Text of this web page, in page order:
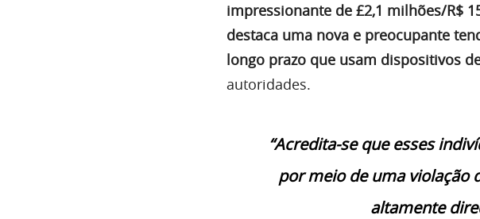
impressionante de £2,1 milhões/R$
destaca uma nova e preocupante
longo prazo que usam dispositivos
autoridades.
“Acredita-se que esses
por meio de uma violação
altamente